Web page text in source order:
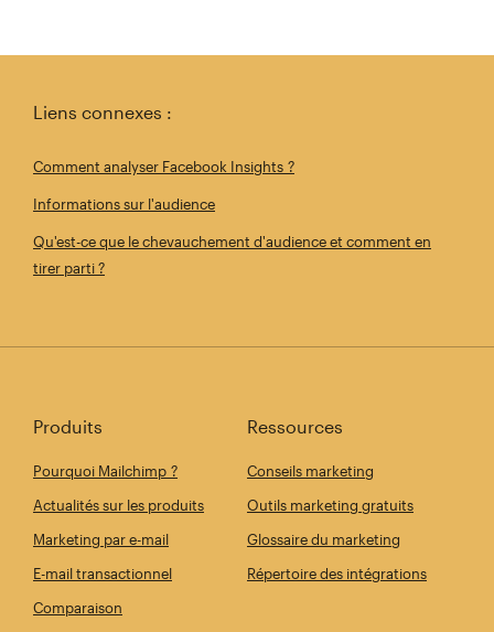
Liens connexes :
Comment analyser Facebook Insights ?
Informations sur l'audience
Qu'est-ce que le chevauchement d'audience et comment en
tirer parti ?
Produits
Pourquoi Mailchimp ?
Actualités sur les produits
Marketing par e-mail
E-mail transactionnel
Comparaison
Ressources
Conseils marketing
Outils marketing gratuits
Glossaire du marketing
Répertoire des intégrations